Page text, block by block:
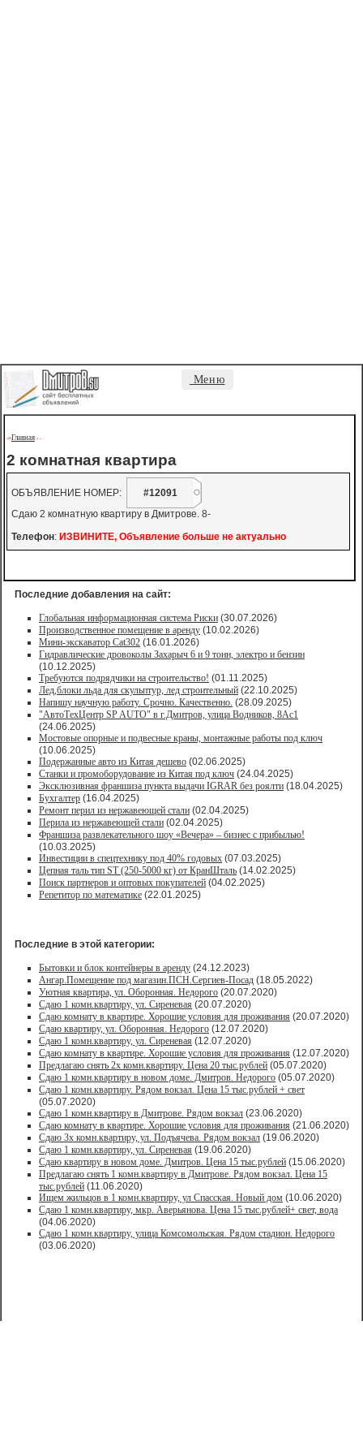
Меню
->Главная - -
2 комнатная квартира
ОБЪЯВЛЕНИЕ НОМЕР:
#12091
Сдаю 2 комнатную квартиру в Дмитрове. 8-
Телефон: ИЗВИНИТЕ, Объявление больше не актуально
Последние добавления на сайт:
Глобальная информационная система Риски (30.07.2026)
Производственное помещение в аренду (10.02.2026)
Мини-экскаватор Cat302 (16.01.2026)
Гидравлические дровоколы Захарыч 6 и 9 тонн, электро и бензин
(10.12.2025)
Требуются подрядчики на строительство! (01.11.2025)
Лед,блоки льда для скульптур, лед строительный (22.10.2025)
Напишу научную работу. Срочно. Качественно. (28.09.2025)
"АвтоТехЦентр SP AUTO" в г.Дмитров, улица Водников, 8Ас1
(24.06.2025)
Мостовые опорные и подвесные краны, монтажные работы под ключ
(10.06.2025)
Подержанные авто из Китая дешево (02.06.2025)
Станки и промоборудование из Китая под ключ (24.04.2025)
Эксклюзивная франшиза пункта выдачи IGRAR без роялти (18.04.2025)
Бухгалтер (16.04.2025)
Ремонт перил из нержавеющей стали (02.04.2025)
Перила из нержавеющей стали (02.04.2025)
Франшиза развлекательного шоу «Вечера» – бизнес с прибылью!
(10.03.2025)
Инвестиции в спецтехнику под 40% годовых (07.03.2025)
Цепная таль тип ST (250-5000 кг) от КранШталь (14.02.2025)
Поиск партнеров и оптовых покупателей (04.02.2025)
Репетитор по математике (22.01.2025)
Последние в этой категории:
Бытовки и блок контейнеры в аренду (24.12.2023)
Ангар.Помещение под магазин.ПСН.Сергиев-Посад (18.05.2022)
Уютная квартира, ул. Оборонная. Недорого (20.07.2020)
Сдаю 1 комн.квартиру, ул. Сиреневая (20.07.2020)
Сдаю комнату в квартире. Хорошие условия для проживания (20.07.2020)
Сдаю квартиру, ул. Оборонная. Недорого (12.07.2020)
Сдаю 1 комн.квартиру, ул. Сиреневая (12.07.2020)
Сдаю комнату в квартире. Хорошие условия для проживания (12.07.2020)
Предлагаю снять 2х комн.квартиру. Цена 20 тыс.рублей (05.07.2020)
Сдаю 1 комн.квартиру в новом доме. Дмитров. Недорого (05.07.2020)
Сдаю 1 комн.квартиру. Рядом вокзал. Цена 15 тыс.рублей + свет
(05.07.2020)
Сдаю 1 комн.квартиру в Дмитрове. Рядом вокзал (23.06.2020)
Сдаю комнату в квартире. Хорошие условия для проживания (21.06.2020)
Сдаю 3х комн.квартиру, ул. Подъячева. Рядом вокзал (19.06.2020)
Сдаю 1 комн.квартиру, ул. Сиреневая (19.06.2020)
Сдаю квартиру в новом доме. Дмитров. Цена 15 тыс.рублей (15.06.2020)
Предлагаю снять 1 комн.квартиру в Дмитрове. Рядом вокзал. Цена 15
тыс.рублей (11.06.2020)
Ищем жильцов в 1 комн.квартиру, ул Спасская. Новый дом (10.06.2020)
Сдаю 1 комн.квартиру, мкр. Аверьянова. Цена 15 тыс.рублей+ свет, вода
(04.06.2020)
Сдаю 1 комн.квартиру, улица Комсомольская. Рядом стадион. Недорого
(03.06.2020)